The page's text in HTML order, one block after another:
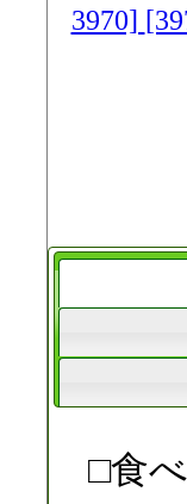
3970]
□食